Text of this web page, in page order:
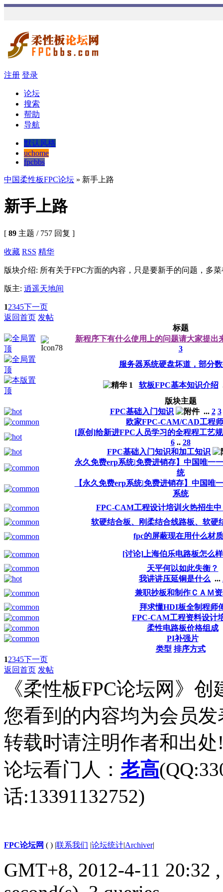
注册 登录
论坛
搜索
帮助
导航
默认风格
uchome
fpcbbs
中国柔性板FPC论坛 » 新手上路
新手上路
[ 89 主题 / 757 回复 ]
收藏 RSS 精华
版块介绍: 所有关于FPC方面的内容，只是要新手的问题，多
版主: 逍遥天地间
12345下一页
返回首页 发帖
标题
新程序下有什么使用上的问题请大家提出
3
服务器系统硬盘坏道，部分
软板FPC基本知识介绍
版块主题
FPC基础入门知识
... 2 3
欧家FPC-CAM/CAD工程
[原创]给新进FPC人员学习的全程程工艺
6.. 28
FPC基础入门知识和加工知识
永久免费erp系统|免费进销存】中国唯一
统
【永久免费erp系统|免费进销存】中国唯
系统
FPC-CAM工程设计培训火热招生
软硬结合板、刚柔结合线路板、软硬
fpc的屏蔽现在用什么材
[讨论]上海伯乐电路板怎么
天平何以如此失衡？
我讲讲压延铜是什么 ...
兼职抄板和制作ＣＡＭ
拜求懂HDI板全制程师
FPC-CAM工程资料设计
柔性电路板价格组成
PI补强片
类型 排序方式
12345下一页
返回首页 发帖
《柔性板FPC论坛网》创
您看到的内容均为会员
转载时请注明作者和出处
论坛看门人： 老高
话:13391132752)
FPC论坛网 ( ) |联系我们 |论坛统计|Archiver|
GMT+8, 2012-4-11 20:32